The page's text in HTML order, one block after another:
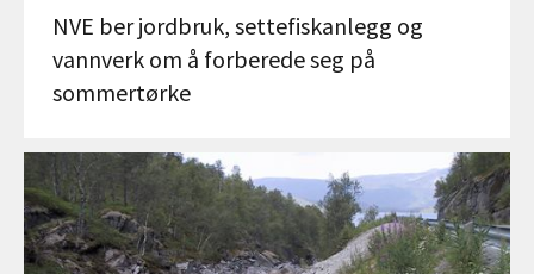
NVE ber jordbruk, settefiskanlegg og
vannverk om å forberede seg på
sommertørke